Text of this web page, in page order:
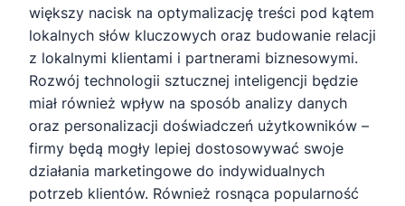
większy nacisk na optymalizację treści pod kątem
lokalnych słów kluczowych oraz budowanie relacji
z lokalnymi klientami i partnerami biznesowymi.
Rozwój technologii sztucznej inteligencji będzie
miał również wpływ na sposób analizy danych
oraz personalizacji doświadczeń użytkowników –
firmy będą mogły lepiej dostosowywać swoje
działania marketingowe do indywidualnych
potrzeb klientów. Również rosnąca popularność